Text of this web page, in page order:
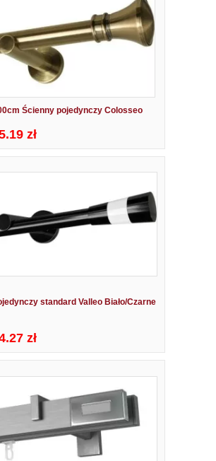
Ścienny pojedynczy Colosseo
zł
standard Valleo Biało/Czarne
zł